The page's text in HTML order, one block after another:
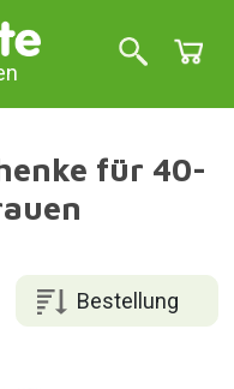
für 40-
Bestellung